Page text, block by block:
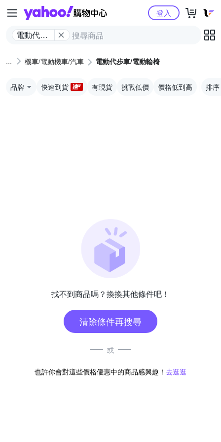
Yahoo購物中心
電動代步
椅
登入
機車/電動機車/汽車 電動代步車/電動輪椅
品牌 快速到貨 有現貨 挑戰低價 價格低到高 排序
找不到商品嗎？換換其他條件吧！
清除條件再搜尋
或
也許你會對這些價格優惠中的商品感興趣！ 去逛逛